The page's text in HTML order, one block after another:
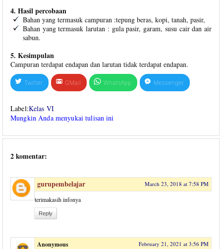
4. Hasil percobaan
Bahan yang termasuk campuran :tepung beras, kopi, tanah, pasir,
Bahan yang termasuk larutan : gula pasir, garam, susu cair dan air
sabun.
5. Kesimpulan
Campuran terdapat endapan dan larutan tidak terdapat endapan.
Twitter GMail WhatsApp Messenger
Label:Kelas VI
Mungkin Anda menyukai tulisan ini
2 komentar:
gurupembelajar March 23, 2018 at 7:58 PM
terimakasih infonya
Reply
Anonymous February 21, 2021 at 3:56 PM